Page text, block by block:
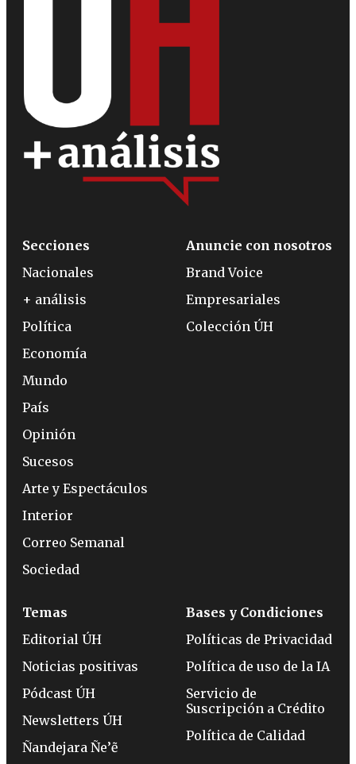
Secciones
Nacionales
+ análisis
Política
Economía
Mundo
País
Opinión
Sucesos
Arte y Espectáculos
Interior
Correo Semanal
Sociedad
Anuncie con nosotros
Brand Voice
Empresariales
Colección ÚH
Temas
Editorial ÚH
Noticias positivas
Pódcast ÚH
Newsletters ÚH
Ñandejara Ñe’ẽ
Bases y Condiciones
Políticas de Privacidad
Política de uso de la IA
Servicio de
Suscripción a Crédito
Política de Calidad